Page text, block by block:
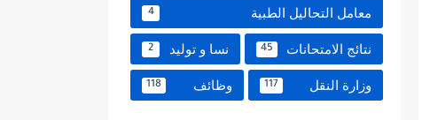
معامل التحاليل الطبية 4
نتائج الامتحانات 45 نسا و توليد 2
وزارة النقل 117 وظائف 118